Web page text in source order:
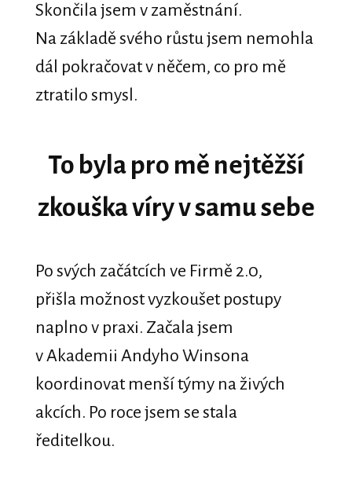
Skončila jsem v zaměstnání.
Na základě svého růstu jsem nemohla
dál pokračovat v něčem, co pro mě
ztratilo smysl.
To byla pro mě nejtěžší
zkouška víry v samu sebe
Po svých začátcích ve Firmě 2.0,
přišla možnost vyzkoušet postupy
naplno v praxi. Začala jsem
v Akademii Andyho Winsona
koordinovat menší týmy na živých
akcích. Po roce jsem se stala
ředitelkou.